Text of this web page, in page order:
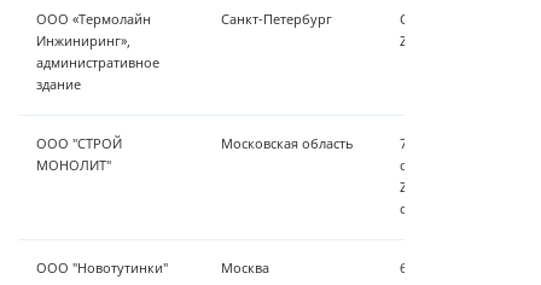
ООО «Термолайн
Инжиниринг»,
административное
здание
Санкт-Петербург
Система осветления
Zauber Kraft 17.5/
ООО "СТРОЙ
МОНОЛИТ"
Московская область
740 м³/сут -
ZauberKraft,
очищенной воды,
ООО "Новотутинки" Москва
60 м³/час установка